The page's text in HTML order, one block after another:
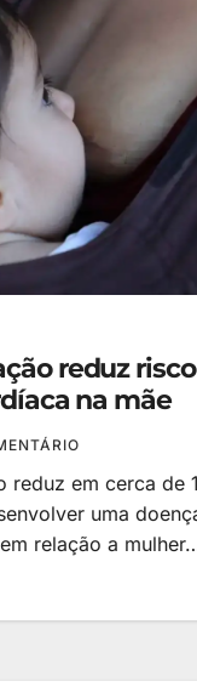
reduz
na mãe
reduz em cerca de
uma
relação a